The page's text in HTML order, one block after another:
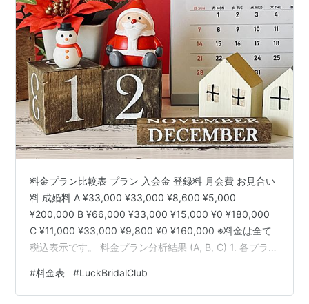
料金プラン比較表 プラン 入会金 登録料 月会費 お見合い
料 成婚料 A ¥33,000 ¥33,000 ¥8,600 ¥5,000
¥200,000 B ¥66,000 ¥33,000 ¥15,000 ¥0 ¥180,000
C ¥11,000 ¥33,000 ¥9,800 ¥0 ¥160,000 ※料金は全て
税込表示です。 料金プラン分析結果 (A, B, C) 1. 各プラン
功報酬」の3つの側面で比較できます。 プラン 対象年齢
初期費用 月会費 主な特徴 A 30歳～49歳 ¥66,000
#料金表 #LuckBridalClub